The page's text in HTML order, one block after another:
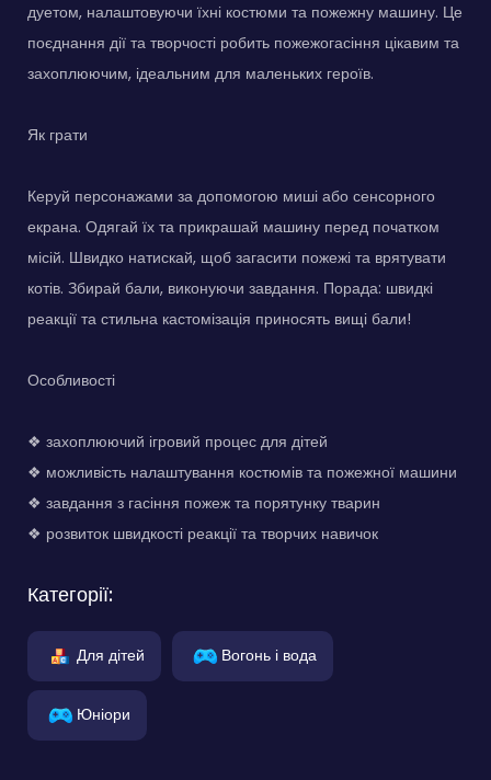
дуетом, налаштовуючи їхні костюми та пожежну машину. Це
поєднання дії та творчості робить пожежогасіння цікавим та
захоплюючим, ідеальним для маленьких героїв.
Як грати
Керуй персонажами за допомогою миші або сенсорного
екрана. Одягай їх та прикрашай машину перед початком
місій. Швидко натискай, щоб загасити пожежі та врятувати
котів. Збирай бали, виконуючи завдання. Порада: швидкі
реакції та стильна кастомізація приносять вищі бали!
Особливості
❖ захоплюючий ігровий процес для дітей
❖ можливість налаштування костюмів та пожежної машини
❖ завдання з гасіння пожеж та порятунку тварин
❖ розвиток швидкості реакції та творчих навичок
Категорії:
Для дітей Вогонь і вода
Юніори